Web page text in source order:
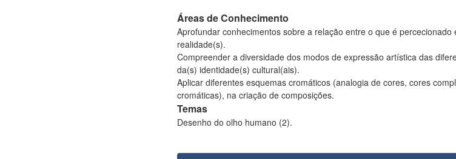
Áreas de Conhecimento
Aprofundar conhecimentos sobre a relação entre o que é
realidade(s).
Compreender a diversidade dos modos de expressão artística das
da(s) identidade(s) cultural(ais).
Aplicar diferentes esquemas cromáticos (analogia de cores, cores
cromáticas), na criação de composições.
Temas
Desenho do olho humano (2).